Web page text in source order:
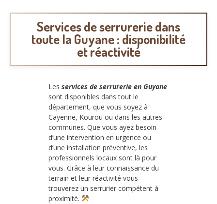
Services de serrurerie dans
toute la Guyane : disponibilité
et réactivité
Les services de serrurerie en Guyane
sont disponibles dans tout le
département, que vous soyez à
Cayenne, Kourou ou dans les autres
communes. Que vous ayez besoin
d’une intervention en urgence ou
d’une installation préventive, les
professionnels locaux sont là pour
vous. Grâce à leur connaissance du
terrain et leur réactivité vous
trouverez un serrurier compétent à
proximité.